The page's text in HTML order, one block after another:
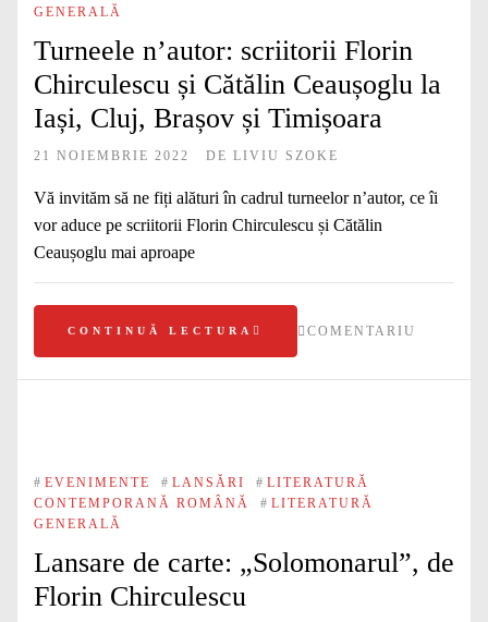
GENERALĂ
Turneele n’autor: scriitorii Florin
Chirculescu și Cătălin Ceaușoglu la
Iași, Cluj, Brașov și Timișoara
21 NOIEMBRIE 2022 DE LIVIU SZOKE
Vă invităm să ne fiți alături în cadrul turneelor n’autor, ce îi
vor aduce pe scriitorii Florin Chirculescu și Cătălin
Ceaușoglu mai aproape
CONTINUĂ LECTURA COMENTARIU
# EVENIMENTE # LANSĂRI # LITERATURĂ
CONTEMPORANĂ ROMÂNĂ
# LITERATURĂ
GENERALĂ
Lansare de carte: „Solomonarul”, de
Florin Chirculescu